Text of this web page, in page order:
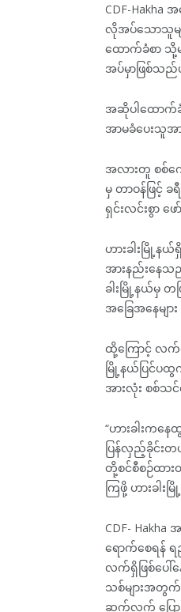
CDF-Hakha
လိုအပ်သောသူမျ
ထောက်ခံစာ
အပ်မှာဖြစ်
အဆိုပါထောက်
အာမခံပေးသူ
အလားတူ စစ်က
မှ တာဝန်ဖြင့်
ရှင်းလင်းစွာ
ဟားခါးမြို့န
အားနည်းနေ
ခါးမြို့နယ်မှ
အခြေအနေမျ
ထို့ကြောင့် လက်
မြို့နယ်ပြင်ပ
အားလုံး စစ်သ
“ဟားခါးက
ပြန်လှည့်ခိုင်း
တို့စင်စီစဉ်ထာ
ကြဖို့ ဟားခါ
CDF-
ရောက်စေရန်
လက်ရှိဖြစ်ပေ
သစ်များအတွ
ဆက်လက် ပြေ